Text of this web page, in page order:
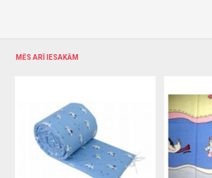
MĒS ARĪ IESAKĀM